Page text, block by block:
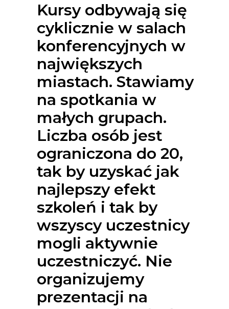
Kursy odbywają się
cyklicznie w salach
konferencyjnych w
największych
miastach. Stawiamy
na spotkania w
małych grupach.
Liczba osób jest
ograniczona do 20,
tak by uzyskać jak
najlepszy efekt
szkoleń i tak by
wszyscy uczestnicy
mogli aktywnie
uczestniczyć. Nie
organizujemy
prezentacji na